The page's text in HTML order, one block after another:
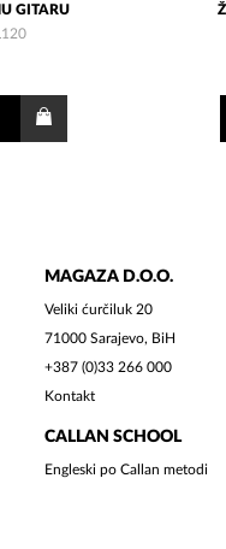
GITARU
MAGAZA D.O.O.
Veliki ćurčiluk 20
71000 Sarajevo, BiH
+387 (0)33 266 000
Kontakt
CALLAN SCHOOL
Engleski po Callan metodi